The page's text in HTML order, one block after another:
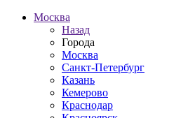
Москва
Назад
Города
Москва
Санкт-Петербург
Казань
Кемерово
Краснодар